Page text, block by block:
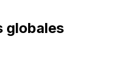
globales